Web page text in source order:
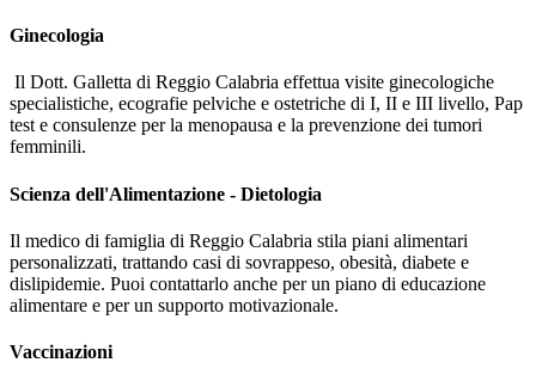
Ginecologia
Il Dott. Galletta di Reggio Calabria effettua visite ginecologiche
specialistiche, ecografie pelviche e ostetriche di I, II e III livello, Pap
test e consulenze per la menopausa e la prevenzione dei tumori
femminili.
Scienza dell'Alimentazione - Dietologia
Il medico di famiglia di Reggio Calabria stila piani alimentari
personalizzati, trattando casi di sovrappeso, obesità, diabete e
dislipidemie. Puoi contattarlo anche per un piano di educazione
alimentare e per un supporto motivazionale.
Vaccinazioni